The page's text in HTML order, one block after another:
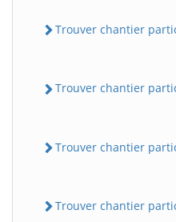
Trouver chantier
Trouver chantier
Trouver chantier
Trouver chantier